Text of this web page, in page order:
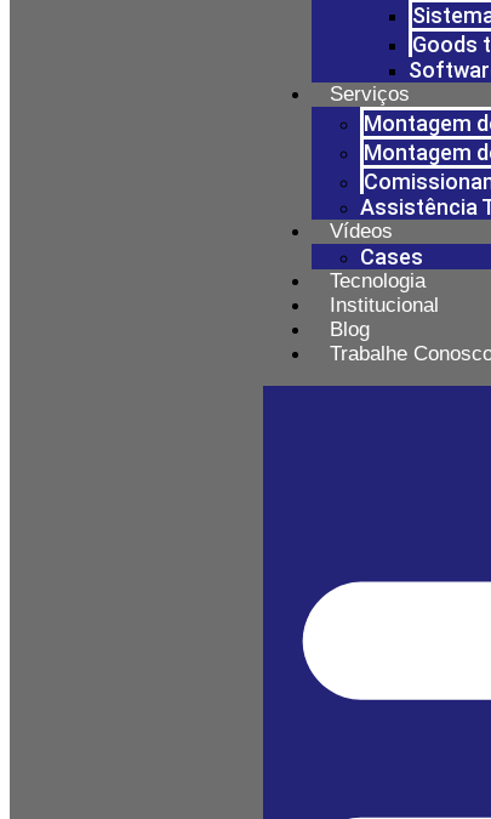
Goods
Serviços
Montagem
Montagem
Assistência
Vídeos
Cases
Tecnologia
Institucional
Blog
Trabalhe